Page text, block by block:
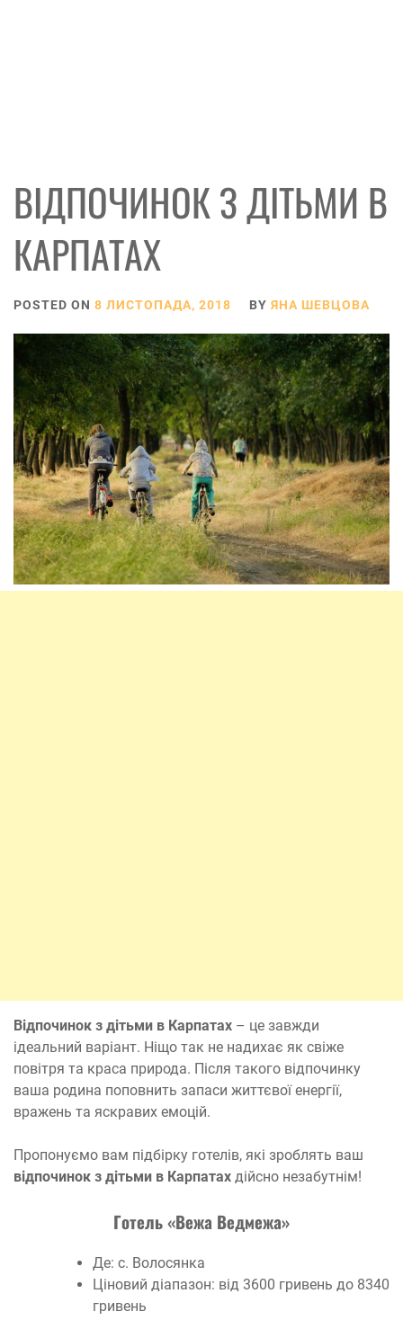
ВІДПОЧИНОК З ДІТЬМИ В
КАРПАТАХ
POSTED ON 8 ЛИСТОПАДА, 2018 BY ЯНА ШЕВЦОВА
Відпочинок з дітьми в Карпатах – це завжди
ідеальний варіант. Ніщо так не надихає як свіже
повітря та краса природа. Після такого відпочинку
ваша родина поповнить запаси життєвої енергії,
вражень та яскравих емоцій.
Пропонуємо вам підбірку готелів, які зроблять ваш
відпочинок з дітьми в Карпатах дійсно незабутнім!
Готель «Вежа Ведмежа»
Де: с. Волосянка
Ціновий діапазон: від 3600 гривень до 8340
гривень